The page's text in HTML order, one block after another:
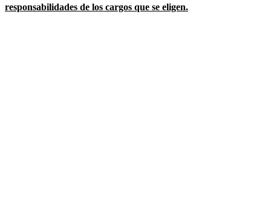
responsabilidades de los cargos que se eligen.